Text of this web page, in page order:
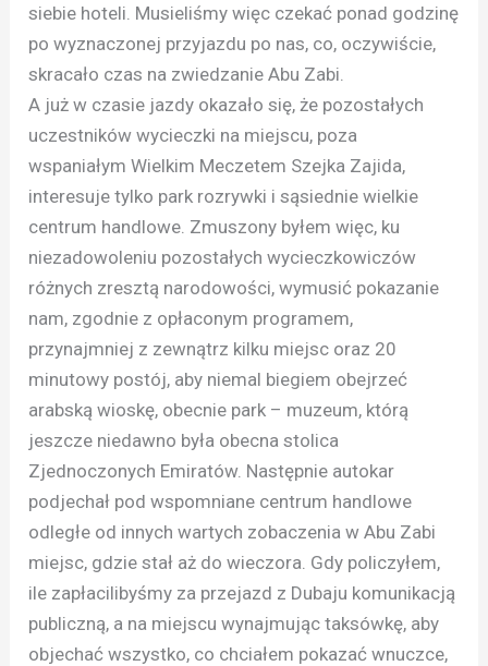
siebie hoteli. Musieliśmy więc czekać ponad godzinę
po wyznaczonej przyjazdu po nas, co, oczywiście,
skracało czas na zwiedzanie Abu Zabi.
A już w czasie jazdy okazało się, że pozostałych
uczestników wycieczki na miejscu, poza
wspaniałym Wielkim Meczetem Szejka Zajida,
interesuje tylko park rozrywki i sąsiednie wielkie
centrum handlowe. Zmuszony byłem więc, ku
niezadowoleniu pozostałych wycieczkowiczów
różnych zresztą narodowości, wymusić pokazanie
nam, zgodnie z opłaconym programem,
przynajmniej z zewnątrz kilku miejsc oraz 20
minutowy postój, aby niemal biegiem obejrzeć
arabską wioskę, obecnie park – muzeum, którą
jeszcze niedawno była obecna stolica
Zjednoczonych Emiratów. Następnie autokar
podjechał pod wspomniane centrum handlowe
odległe od innych wartych zobaczenia w Abu Zabi
miejsc, gdzie stał aż do wieczora. Gdy policzyłem,
ile zapłacilibyśmy za przejazd z Dubaju komunikacją
publiczną, a na miejscu wynajmując taksówkę, aby
objechać wszystko, co chciałem pokazać wnuczce,